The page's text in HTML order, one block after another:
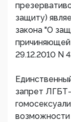
защиту)
закона "О
29.12.2010 N
запрет